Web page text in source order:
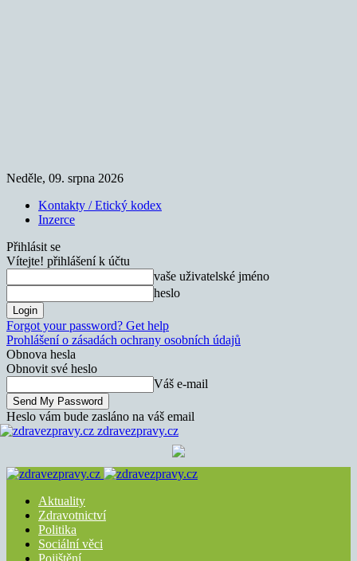
Neděle, 09. srpna 2026
Kontakty / Etický kodex
Inzerce
Přihlásit se
Vítejte! přihlášení k účtu
vaše uživatelské jméno
heslo
Forgot your password? Get help
Prohlášení o zásadách ochrany osobních údajů
Obnova hesla
Obnovit své heslo
Váš e-mail
Heslo vám bude zasláno na váš email
zdravezpravy.cz
Aktuality
Zdravotnictví
Politika
Sociální věci
Pojištění